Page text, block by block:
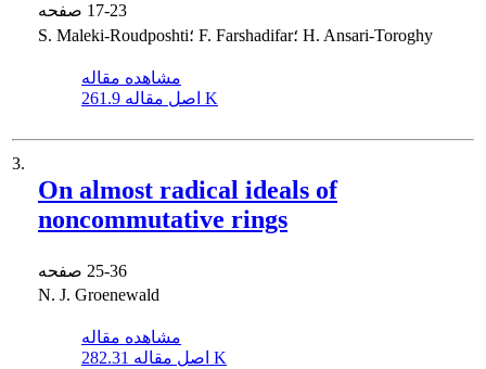
17-23
S. Maleki-Roudposhti؛ F. Farshadifar؛ H. Ansari-Toroghy
مشاهده مقاله
اصل مقاله 261.9 K
3.
On almost radical ideals of
noncommutative rings
25-36
N. J. Groenewald
مشاهده مقاله
اصل مقاله 282.31 K